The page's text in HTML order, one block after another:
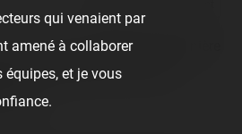
le point d'arrêt ajouté en dernière
la présence d'une fête
qui venaient par
amené à collaborer
et je vous